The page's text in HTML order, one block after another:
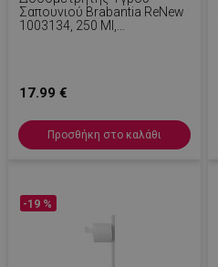
Σαπουνιού Brabantia ReNew
1003134, 250 Ml,
17.99 €
Προσθήκη στο καλάθι
-19 %